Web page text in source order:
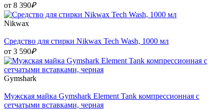
от 8 390₽
Nikwax
Средство для стирки Nikwax Tech Wash, 1000 мл
от 3 590₽
Gymshark
Мужская майка Gymshark Element Tank компрессионная с
сетчатыми вставками, черная